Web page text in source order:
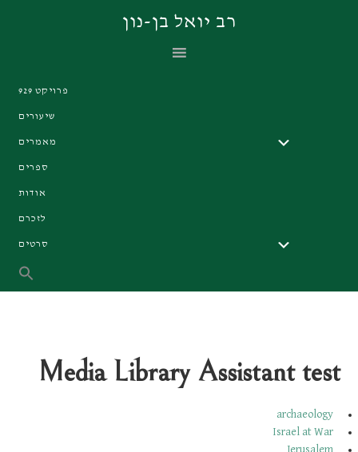
רב יואל בן-נון
פרויקט 929
שיעורים
מאמרים
ספרים
אודות
לזכרם
סרטים
Media Library Assistant test
archaeology
Israel at War
Jerusalem